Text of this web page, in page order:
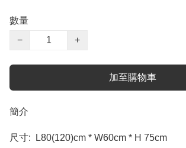
數量
−
+
加至購物車
簡介
尺寸:  L80(120)cm * W60cm * H 75cm